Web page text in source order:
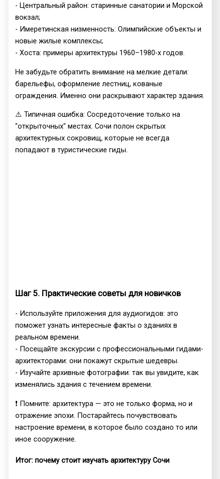
- Центральный район: старинные санатории и Морской
вокзал;
- Имеретинская низменность: Олимпийские объекты и
новые жилые комплексы;
- Хоста: примеры архитектуры 1960–1980-х годов.
Не забудьте обратить внимание на мелкие детали:
барельефы, оформление лестниц, кованые
ограждения. Именно они раскрывают характер здания.
⚠️ Типичная ошибка: Сосредоточение только на
"открыточных" местах. Сочи полон скрытых
архитектурных сокровищ, которые не всегда
попадают в туристические гиды.
Шаг 5. Практические советы для новичков
- Используйте приложения для аудиогидов: это
поможет узнать интересные факты о зданиях в
реальном времени.
- Посещайте экскурсии с профессиональными гидами-
архитекторами: они покажут скрытые шедевры.
- Изучайте архивные фотографии: так вы увидите, как
изменялись здания с течением времени.
❗ Помните: архитектура — это не только форма, но и
отражение эпохи. Постарайтесь почувствовать
настроение времени, в которое было создано то или
иное сооружение.
Итог: почему стоит изучать архитектуру Сочи